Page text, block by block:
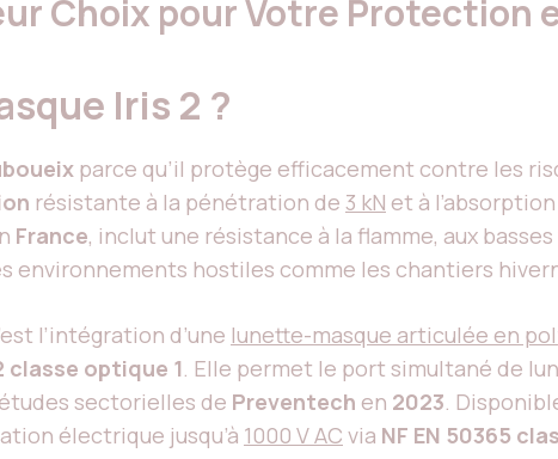
Choix pour Votre Protection
Iris 2 ?
parce qu’il protège efficacement contre les
résistante à la pénétration de 3 kN et à
France, inclut une résistance à la flamme, aux
environnements hostiles comme les chantiers
l’intégration d’une lunette-masque articulée en
classe optique 1. Elle permet le port simultané de
sectorielles de Preventech en 2023.
électrique jusqu’à 1000 V AC via NF EN 50365